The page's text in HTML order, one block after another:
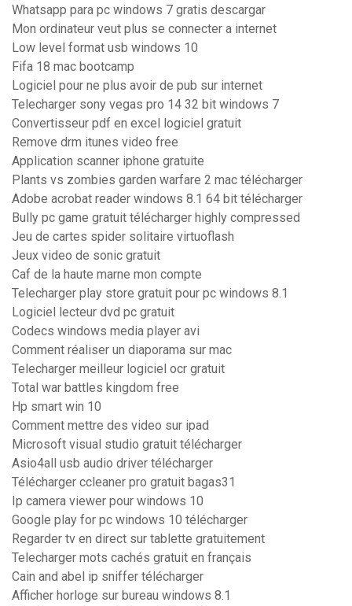
Whatsapp para pc windows 7 gratis descargar
Mon ordinateur veut plus se connecter a internet
Low level format usb windows 10
Fifa 18 mac bootcamp
Logiciel pour ne plus avoir de pub sur internet
Telecharger sony vegas pro 14 32 bit windows 7
Convertisseur pdf en excel logiciel gratuit
Remove drm itunes video free
Application scanner iphone gratuite
Plants vs zombies garden warfare 2 mac télécharger
Adobe acrobat reader windows 8.1 64 bit télécharger
Bully pc game gratuit télécharger highly compressed
Jeu de cartes spider solitaire virtuoflash
Jeux video de sonic gratuit
Caf de la haute marne mon compte
Telecharger play store gratuit pour pc windows 8.1
Logiciel lecteur dvd pc gratuit
Codecs windows media player avi
Comment réaliser un diaporama sur mac
Telecharger meilleur logiciel ocr gratuit
Total war battles kingdom free
Hp smart win 10
Comment mettre des video sur ipad
Microsoft visual studio gratuit télécharger
Asio4all usb audio driver télécharger
Télécharger ccleaner pro gratuit bagas31
Ip camera viewer pour windows 10
Google play for pc windows 10 télécharger
Regarder tv en direct sur tablette gratuitement
Telecharger mots cachés gratuit en français
Cain and abel ip sniffer télécharger
Afficher horloge sur bureau windows 8.1